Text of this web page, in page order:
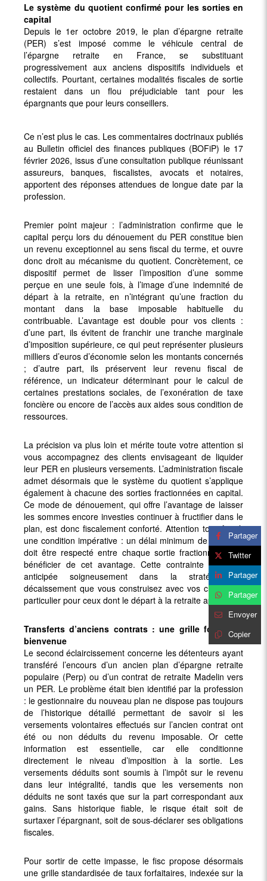
Le système du quotient confirmé pour les sorties en
capital
Depuis le 1er octobre 2019, le plan d’épargne retraite
(PER) s’est imposé comme le véhicule central de
l’épargne retraite en France, se substituant
progressivement aux anciens dispositifs individuels et
collectifs. Pourtant, certaines modalités fiscales de sortie
restaient dans un flou préjudiciable tant pour les
épargnants que pour leurs conseillers.
Ce n’est plus le cas. Les commentaires doctrinaux publiés
au Bulletin officiel des finances publiques (BOFiP) le 17
février 2026, issus d’une consultation publique réunissant
assureurs, banques, fiscalistes, avocats et notaires,
apportent des réponses attendues de longue date par la
profession.
Premier point majeur : l’administration confirme que le
capital perçu lors du dénouement du PER constitue bien
un revenu exceptionnel au sens fiscal du terme, et ouvre
donc droit au mécanisme du quotient. Concrètement, ce
dispositif permet de lisser l’imposition d’une somme
perçue en une seule fois, à l’image d’une indemnité de
départ à la retraite, en n’intégrant qu’une fraction du
montant dans la base imposable habituelle du
contribuable. L’avantage est double pour vos clients :
d’une part, ils évitent de franchir une tranche marginale
d’imposition supérieure, ce qui peut représenter plusieurs
milliers d’euros d’économie selon les montants concernés
; d’autre part, ils préservent leur revenu fiscal de
référence, un indicateur déterminant pour le calcul de
certaines prestations sociales, de l’exonération de taxe
foncière ou encore de l’accès aux aides sous condition de
ressources.
La précision va plus loin et mérite toute votre attention si
vous accompagnez des clients envisageant de liquider
leur PER en plusieurs versements. L’administration fiscale
admet désormais que le système du quotient s’applique
également à chacune des sorties fractionnées en capital.
Ce mode de dénouement, qui offre l’avantage de laisser
les sommes encore investies continuer à fructifier dans le
plan, est donc fiscalement conforté. Attention toutefois à
une condition impérative : un délai minimum de trois ans
doit être respecté entre chaque sortie fractionnée pour
bénéficier de cet avantage. Cette contrainte doit être
anticipée soigneusement dans la stratégie de
décaissement que vous construisez avec vos clients, en
particulier pour ceux dont le départ à la retraite approche.
Transferts d’anciens contrats : une grille forfaitaire
bienvenue
Le second éclaircissement concerne les détenteurs ayant
transféré l’encours d’un ancien plan d’épargne retraite
populaire (Perp) ou d’un contrat de retraite Madelin vers
un PER. Le problème était bien identifié par la profession
: le gestionnaire du nouveau plan ne dispose pas toujours
de l’historique détaillé permettant de savoir si les
versements volontaires effectués sur l’ancien contrat ont
été ou non déduits du revenu imposable. Or cette
information est essentielle, car elle conditionne
directement le niveau d’imposition à la sortie. Les
versements déduits sont soumis à l’impôt sur le revenu
dans leur intégralité, tandis que les versements non
déduits ne sont taxés que sur la part correspondant aux
gains. Sans historique fiable, le risque était soit de
surtaxer l’épargnant, soit de sous-déclarer ses obligations
fiscales.
Pour sortir de cette impasse, le fisc propose désormais
une grille standardisée de taux forfaitaires, indexée sur la
Partager
Twitter
Partager
Partager
Envoyer
Copier